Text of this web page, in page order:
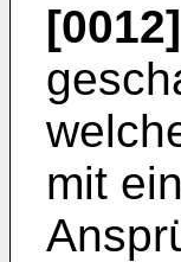
[0012]
mit